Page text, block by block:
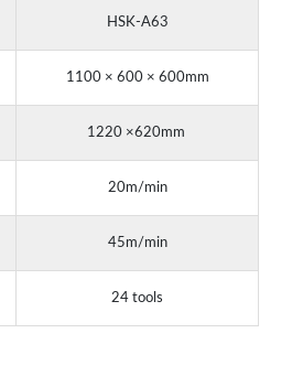
HSK-A63
1100 × 600 × 600mm
1220 ×620mm
20m/min
45m/min
24 tools